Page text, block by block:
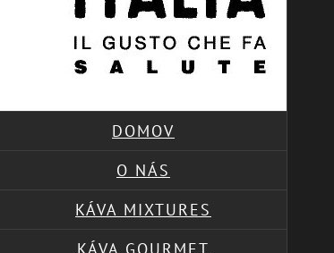
DOMOV
O NÁS
KÁVA MIXTURES
KÁVA GOURMET